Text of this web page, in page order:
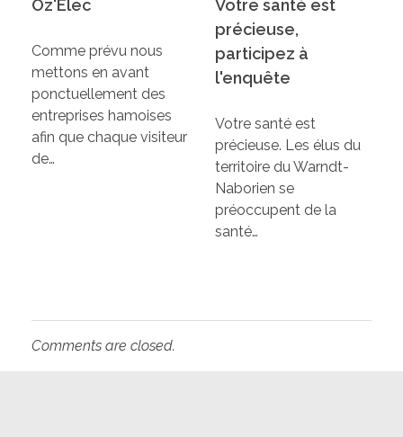
Oz'Elec
Comme prévu nous
mettons en avant
ponctuellement des
entreprises hamoises
afin que chaque visiteur
de…
Votre santé est
précieuse,
participez à
l'enquête
Votre santé est
précieuse. Les élus du
territoire du Warndt-
Naborien se
préoccupent de la
santé…
Comments are closed.